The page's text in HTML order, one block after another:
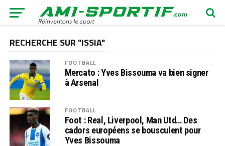
RECHERCHE SUR "ISSIA"
FOOTBALL
Mercato : Yves Bissouma va bien signer
à Arsenal
FOOTBALL
Foot : Real, Liverpool, Man Utd… Des
cadors européens se bousculent pour
Yves Bissouma